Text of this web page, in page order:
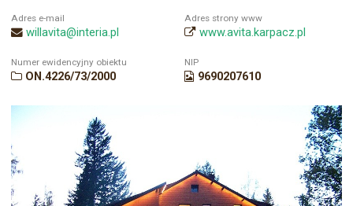
Adres e-mail
willavita@interia.pl
Adres strony www
www.avita.karpacz.pl
Numer ewidencyjny obiektu
ON.4226/73/2000
NIP
9690207610